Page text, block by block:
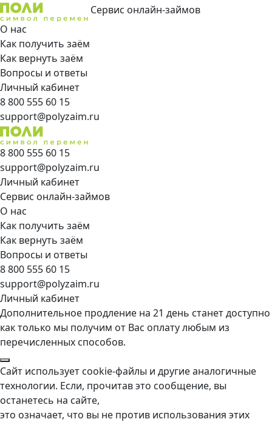
Сервис онлайн-займов
О нас
Как получить заём
Как вернуть заём
Вопросы и ответы
Личный кабинет
8 800 555 60 15
support@polyzaim.ru
8 800 555 60 15
support@polyzaim.ru
Личный кабинет
Сервис онлайн-займов
О нас
Как получить заём
Как вернуть заём
Вопросы и ответы
8 800 555 60 15
support@polyzaim.ru
Личный кабинет
Дополнительное продление на 21 день станет доступно
как только мы получим от Вас оплату любым из
перечисленных способов.
Сайт использует cookie-файлы и другие аналогичные
технологии. Если, прочитав это сообщение, вы
останетесь на сайте,
это означает, что вы не против использования этих